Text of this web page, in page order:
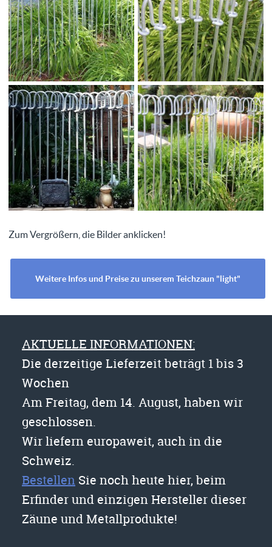
Zum Vergrößern, die Bilder anklicken!
Weitere Infos und Preise zu unserem Teichzaun "light"
AKTUELLE INFORMATIONEN:
Die derzeitige Lieferzeit beträgt 1 bis 3
Wochen
Am Freitag, dem 14. August, haben wir
geschlossen.
Wir liefern europaweit, auch in die
Schweiz.
Bestellen Sie noch heute hier, beim
Erfinder und einzigen Hersteller dieser
Zäune und Metallprodukte!